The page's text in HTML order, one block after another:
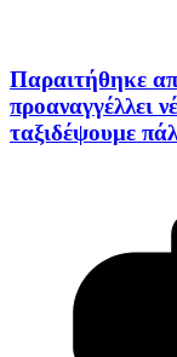
Παραιτήθηκε
προαναγγέλλει
ταξιδέψουμε